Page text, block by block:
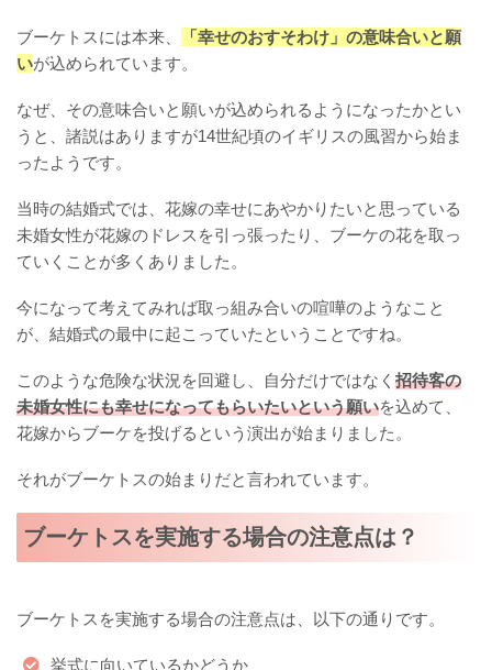
ブーケトスには本来、
「幸せのおすそわけ」の意味合いと願
いが込められています。
なぜ、その意味合いと願いが込められるようになったかとい
うと、諸説はありますが14世紀頃のイギリスの風習から始ま
ったようです。
当時の結婚式では、花嫁の幸せにあやかりたいと思っている
未婚女性が花嫁のドレスを引っ張ったり、ブーケの花を取っ
ていくことが多くありました。
今になって考えてみれば取っ組み合いの喧嘩のようなこと
が、結婚式の最中に起こっていたということですね。
このような危険な状況を回避し、自分だけではなく 招待客の
未婚女性にも幸せになってもらいたいという願いを込めて、
花嫁からブーケを投げるという演出が始まりました。
それがブーケトスの始まりだと言われています。
ブーケトスを実施する場合の注意点は？
ブーケトスを実施する場合の注意点は、以下の通りです。
挙式に向いているかどうか